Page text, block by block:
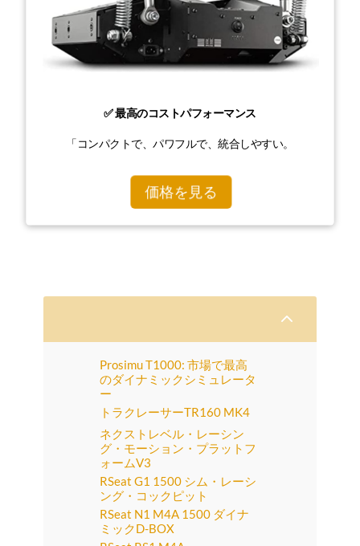
✅ 最高のコストパフォーマンス
「コンパクトで、パワフルで、統合しやすい。
価格を見る
2
Prosimu T1000: 市場で最高
のダイナミックシミュレータ
ー
トラクレーサーTR160 MK4
ネクストレベル・レーシン
グ・モーション・プラットフ
ォームV3
RSeat G1 1500 シム・レーシ
ング・コックピット
RSeat N1 M4A 1500 ダイナ
ミックD-BOX